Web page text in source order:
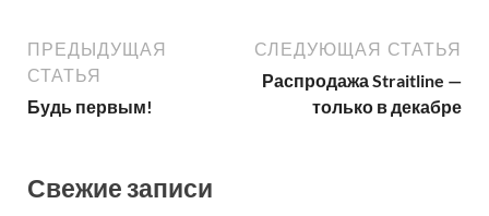
ПРЕДЫДУЩАЯ
СТАТЬЯ
Будь первым!
СЛЕДУЮЩАЯ СТАТЬЯ
Распродажа Straitline —
только в декабре
Свежие записи